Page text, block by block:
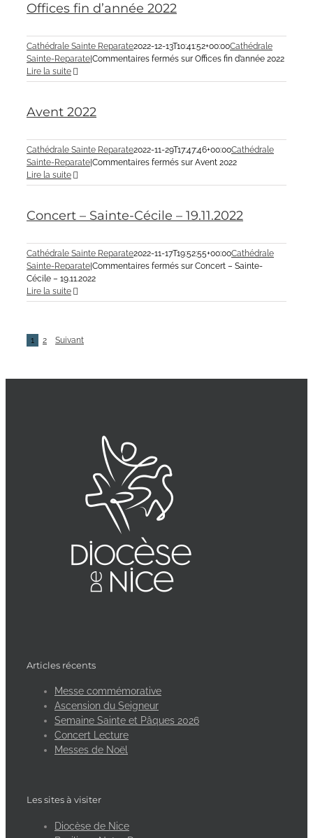
Offices fin d’année 2022
Cathédrale Sainte Reparate2022-12-13T10:41:52+00:00Cathédrale
Sainte-Reparate Commentaires fermés sur Offices fin d’année 2022
Lire la suite
Avent 2022
Cathédrale Sainte Reparate2022-11-29T17:47:46+00:00Cathédrale
Sainte-Reparate Commentaires fermés sur Avent 2022
Lire la suite
Concert – Sainte-Cécile – 19.11.2022
Cathédrale Sainte Reparate2022-11-17T19:52:55+00:00Cathédrale
Sainte-Reparate Commentaires fermés sur Concert – Sainte-
Cécile – 19.11.2022
Lire la suite
1 2 Suivant
Articles récents
Messe commémorative
Ascension du Seigneur
Semaine Sainte et Pâques 2026
Concert Lecture
Messes de Noël
Les sites à visiter
Diocèse de Nice